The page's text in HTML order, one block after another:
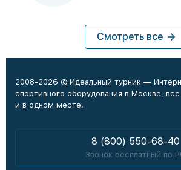
Смотреть все
2008-2026 © Идеальный турник —
спортивного оборудования в Москве,
и в одном месте.
8 (800) 550-68-40
Звонок бесплатный по